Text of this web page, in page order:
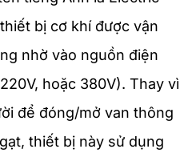
bị cơ khí được vận
nhờ vào nguồn điện
hoặc 380V). Thay vì
để đóng/mở van thông
thiết bị này sử dụng